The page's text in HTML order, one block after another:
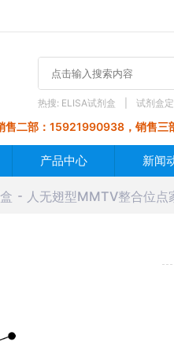
热搜: ELISA试剂盒 试剂盒
二部：15921990938，销售
产品中心 新闻
人无翅型MMTV整合位